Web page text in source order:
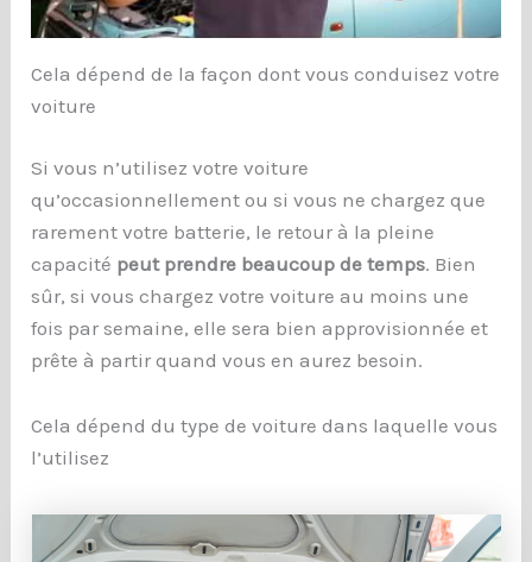
Cela dépend de la façon dont vous conduisez votre
voiture
Si vous n’utilisez votre voiture
qu’occasionnellement ou si vous ne chargez que
rarement votre batterie, le retour à la pleine
capacité peut prendre beaucoup de temps. Bien
sûr, si vous chargez votre voiture au moins une
fois par semaine, elle sera bien approvisionnée et
prête à partir quand vous en aurez besoin.
Cela dépend du type de voiture dans laquelle vous
l’utilisez